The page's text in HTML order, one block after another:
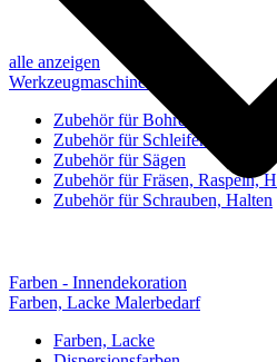
alle anzeigen
Werkzeugmaschinen-Zubehör
Zubehör für Bohren, Bohrhilfen
Zubehör für Schleifen, Poliere
Zubehör für Sägen
Zubehör für Fräsen, Raspeln, H
Zubehör für Schrauben, Halten
Farben - Innendekoration
Farben, Lacke Malerbedarf
Farben, Lacke